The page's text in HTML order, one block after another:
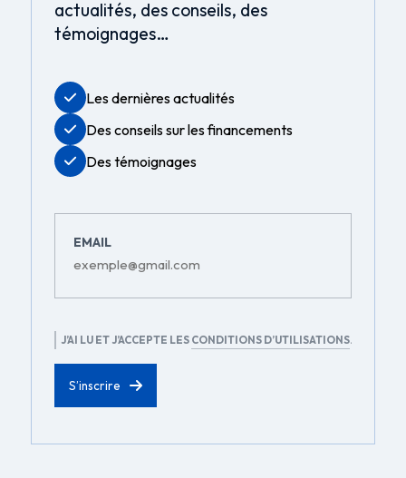
actualités, des conseils, des
témoignages…
Les dernières actualités
Des conseils sur les financements
Des témoignages
EMAIL
RGPD
J’AI LU ET J’ACCEPTE LES CONDITIONS D’UTILISATIONS.